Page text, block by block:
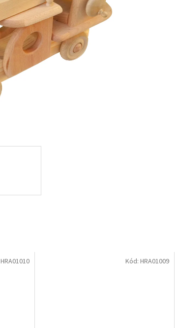
HRA01010 Kód: HRA01009